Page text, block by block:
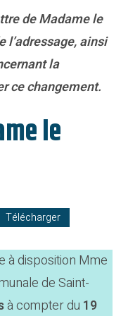
de Madame le
l’adressage, ainsi
la
ce changement.
le
Télécharger
à disposition Mme
de Saint-
à compter du 19